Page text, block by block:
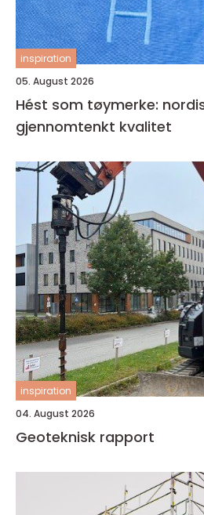
inspiration
05. August 2026
Hést som tøymerke:
gjennomtenkt kvalitet
inspiration
04. August 2026
Geoteknisk rapport